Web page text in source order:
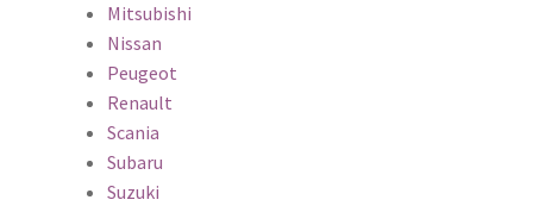
Mitsubishi
Nissan
Peugeot
Renault
Scania
Subaru
Suzuki